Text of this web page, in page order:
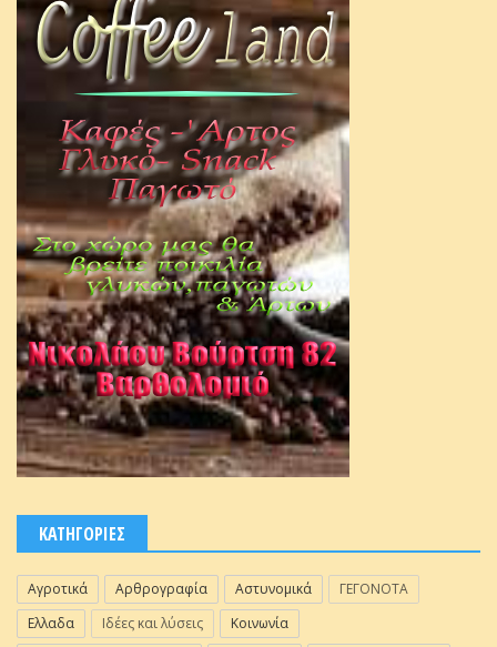
ΚΑΤΗΓΟΡΙΕΣ
Αγροτικά Αρθρογραφία Αστυνομικά
ΓΕΓΟΝΟΤΑ
Ελλαδα
Ιδέες και λύσεις
Κοινωνία